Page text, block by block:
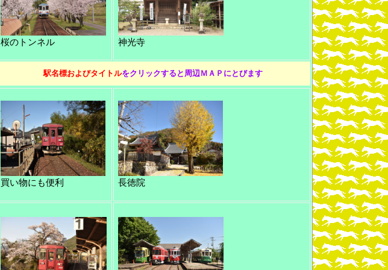
桜のトンネル 神光寺
駅名標およびタイトルをクリックすると周辺ＭＡＰにとびます
買い物にも便利 長徳院